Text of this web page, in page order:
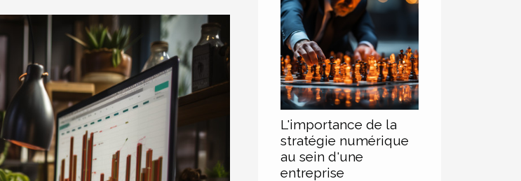
L'importance de la
stratégie numérique
au sein d'une
entreprise